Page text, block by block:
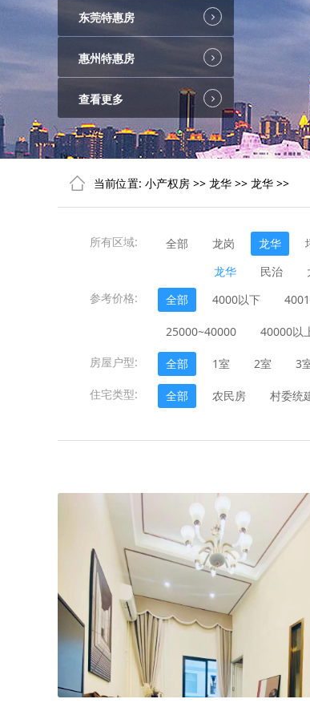
东莞特惠房
惠州特惠房
查看更多
当前位置: 小产权房 >> 龙华 >> 龙华 >>
所有区域: 全部 龙岗
龙华
龙华
民治
参考价格: 全部 4000以下
25000~40000
40000以
房屋户型:
全部 1室 2室 3
住宅类型:
全部 农民房 村委统